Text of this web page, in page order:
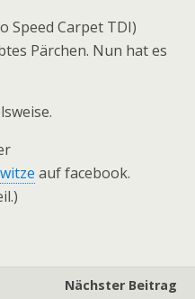
Speed Carpet TDI)
Pärchen. Nun hat es
auf facebook.
Nächster Beitrag